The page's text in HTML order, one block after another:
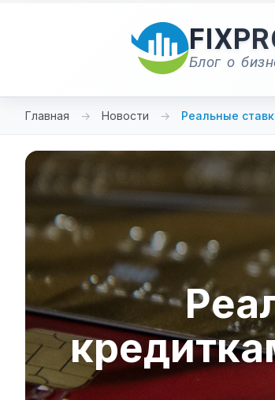
Блог о
Главная → Новости → Реальные